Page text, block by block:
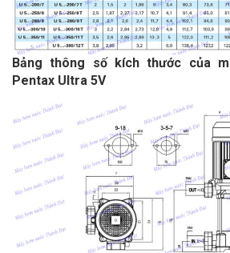
Bảng thông số kích thước của
Pentax Ultra 5V